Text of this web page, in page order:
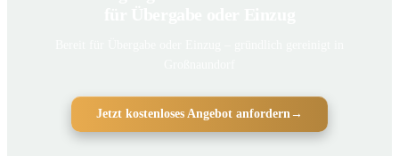
Jetzt kostenloses Angebot anfordern→